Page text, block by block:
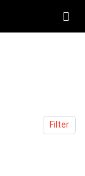
Filter